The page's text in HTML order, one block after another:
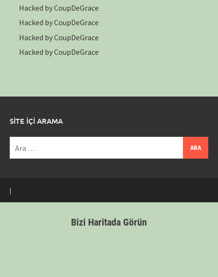
Hacked by CoupDeGrace
Hacked by CoupDeGrace
Hacked by CoupDeGrace
Hacked by CoupDeGrace
SİTE İÇİ ARAMA
|
Bizi Haritada Görün